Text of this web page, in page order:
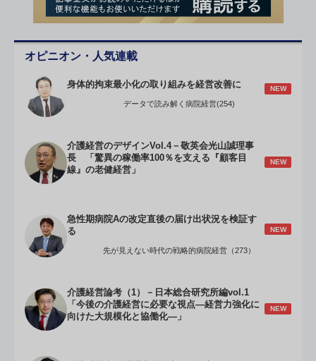
オピニオン・人気連載
身体的拘束最小化の取り組みを経営改善に NEW
データで読み解く病院経営(254)
介護経営のデザインVol.4－敬英会光山誠理事
長 「驚異の稼働率100％を支える『顧客目
線』の老健経営」
NEW
急性期病院Aの改定直後の届け出状況を検証す
る
NEW
先が見えない時代の戦略的病院経営（273）
介護経営論考（1）－日本総合研究所編vol.1
「今後の介護経営に必要な視点―経営力強化に
向けた大規模化と協働化―」
NEW